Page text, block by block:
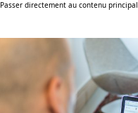
Passer directement au contenu principal